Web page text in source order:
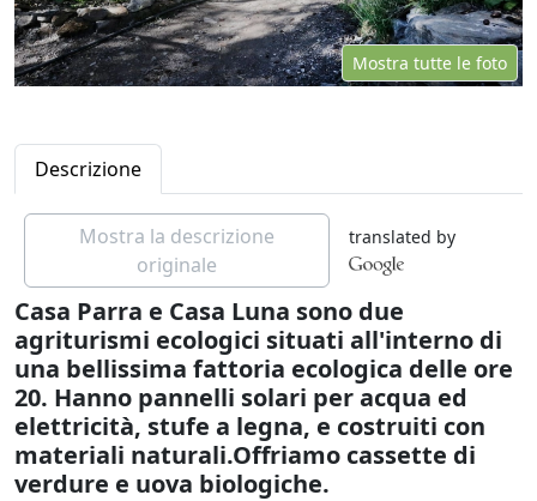
Mostra tutte le foto
Descrizione
Mostra la descrizione
originale
translated by
Casa Parra e Casa Luna sono due
agriturismi ecologici situati all'interno di
una bellissima fattoria ecologica delle ore
20. Hanno pannelli solari per acqua ed
elettricità, stufe a legna, e costruiti con
materiali naturali.Offriamo cassette di
verdure e uova biologiche.